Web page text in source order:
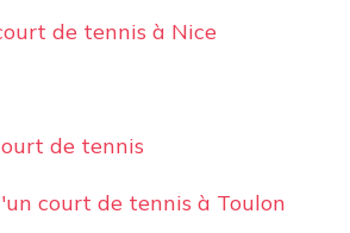
de tennis à Nice
de tennis
court de tennis à Toulon